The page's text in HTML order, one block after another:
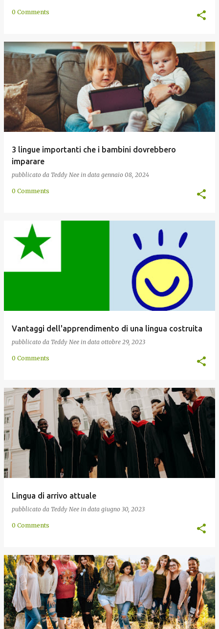
0 Comments
3 lingue importanti che i bambini dovrebbero
imparare
pubblicato da Teddy Nee in data gennaio 08, 2024
0 Comments
Vantaggi dell'apprendimento di una lingua costruita
pubblicato da Teddy Nee in data ottobre 29, 2023
0 Comments
Lingua di arrivo attuale
pubblicato da Teddy Nee in data giugno 30, 2023
0 Comments